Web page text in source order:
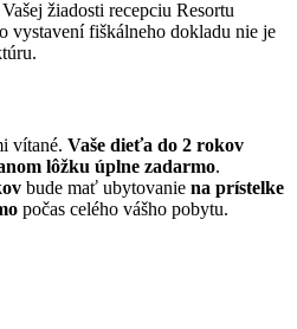
žiadosti recepciu Resortu
vystavení fiškálneho dokladu nie je
vítané. Vaše dieťa do 2 rokov
lôžku úplne zadarmo.
bude mať ubytovanie na prístelke
počas celého vášho pobytu.